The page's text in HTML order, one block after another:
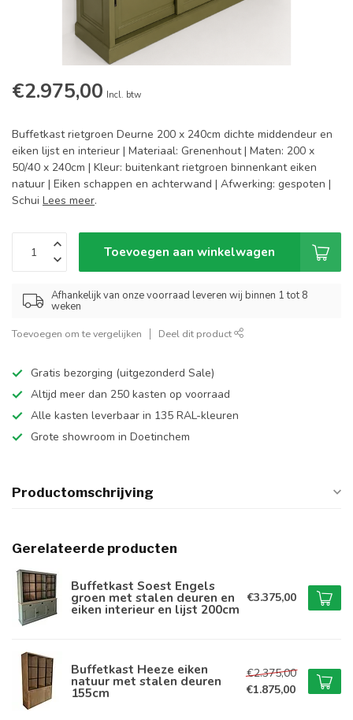
€2.975,00 Incl. btw
Buffetkast rietgroen Deurne 200 x 240cm dichte middendeur en
eiken lijst en interieur | Materiaal: Grenenhout | Maten: 200 x
50/40 x 240cm | Kleur: buitenkant rietgroen binnenkant eiken
natuur | Eiken schappen en achterwand | Afwerking: gespoten |
Schui Lees meer.
Toevoegen aan winkelwagen
Afhankelijk van onze voorraad leveren wij binnen 1 tot 8
weken
Toevoegen om te vergelijken Deel dit product
Gratis bezorging (uitgezonderd Sale)
Altijd meer dan 250 kasten op voorraad
Alle kasten leverbaar in 135 RAL-kleuren
Grote showroom in Doetinchem
Productomschrijving
Gerelateerde producten
Buffetkast Soest Engels
groen met stalen deuren en
eiken interieur en lijst 200cm
€3.375,00
Buffetkast Heeze eiken
natuur met stalen deuren
155cm
€2.375,00
€1.875,00